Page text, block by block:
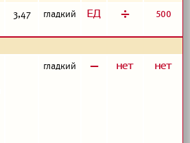
3,47 гладкий з д 500
гладкий в а а